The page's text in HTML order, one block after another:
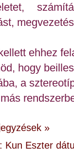
ehhez
hogy
a
»
Kun Eszter